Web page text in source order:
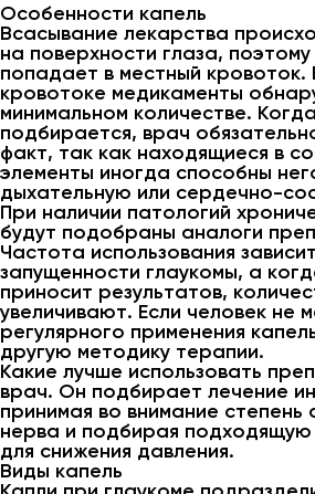
Особенности капель
Всасывание лекарства
на поверхности глаза,
попадает в местный кровоток.
кровотоке медикаменты
минимальном количестве.
подбирается, врач
факт, так как находящиеся в
элементы иногда способны
дыхательную или сердечно-
При наличии патологий
будут подобраны аналоги
Частота использования
запущенности глаукомы, а
приносит результатов,
увеличивают. Если человек не
регулярного применения
другую методику терапии.
Какие лучше использовать
врач. Он подбирает лечение
принимая во внимание степень
нерва и подбирая подходящую
для снижения давления.
Виды капель